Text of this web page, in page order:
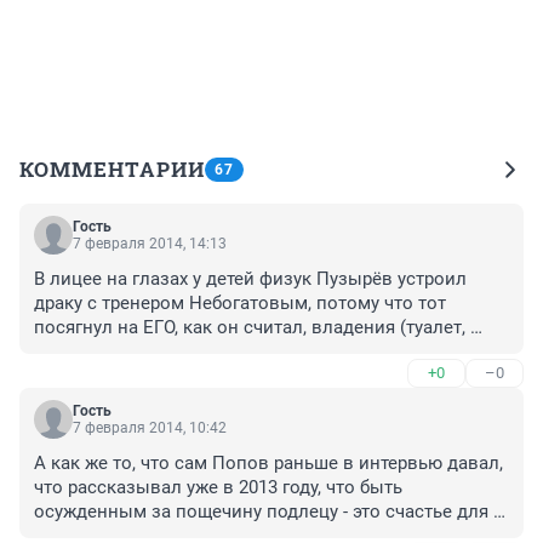
КОММЕНТАРИИ 67
Гость
7 февраля 2014, 14:13
В лицее на глазах у детей физук Пузырёв устроил
драку с тренером Небогатовым, потому что тот
посягнул на ЕГО, как он считал, владения (туалет,
Вмешавшийся Попов, чтобы погасить конфликт, увёз
Небогатова из школы. Пузырёв же вызвал в школу
полицию, которая стала допрашивать школьников о
другого. Это Пузырёва тоже ничуть не волновало. Он
защищал(?) себя, любимого, и останавливаться не
собирался. Ни слова, ни доводы на него не
+0 –0
Гость
7 февраля 2014, 10:42
А как же то, что сам Попов раньше в интервью давал,
что рассказывал уже в 2013 году, что быть
осужденным за пощечину подлецу - это счастье для